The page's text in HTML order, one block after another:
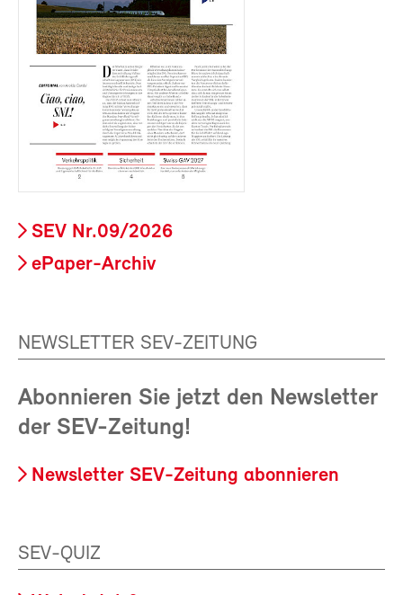
SEV Nr.09/2026
ePaper-Archiv
NEWSLETTER SEV-ZEITUNG
Abonnieren Sie jetzt den Newsletter
der SEV-Zeitung!
Newsletter SEV-Zeitung abonnieren
SEV-QUIZ